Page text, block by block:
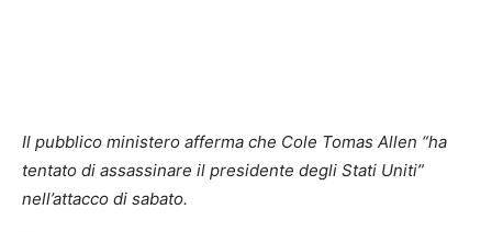
Il pubblico ministero afferma che Cole Tomas Allen “ha
tentato di assassinare il presidente degli Stati Uniti”
nell’attacco di sabato.